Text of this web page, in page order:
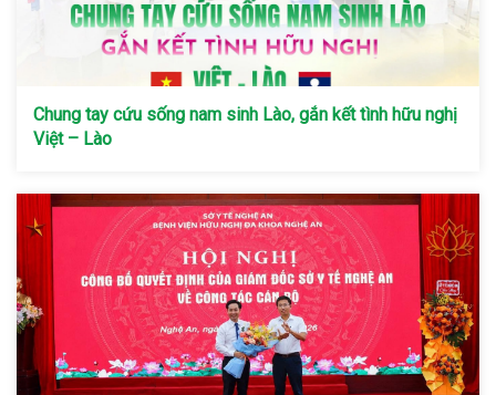
Chung tay cứu sống nam sinh Lào, gắn kết tình hữu nghị
Việt – Lào